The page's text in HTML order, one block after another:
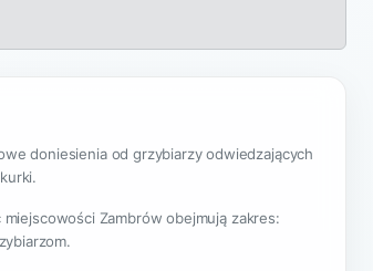
doniesienia od grzybiarzy odwiedzających
Zambrów obejmują zakres: